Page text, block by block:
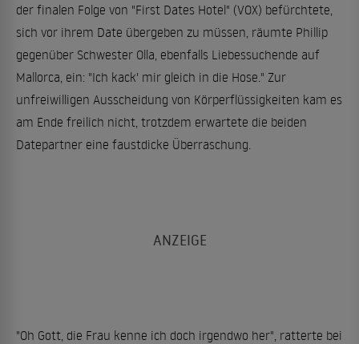
der finalen Folge von "First Dates Hotel" (VOX) befürchtete,
sich vor ihrem Date übergeben zu müssen, räumte Phillip
gegenüber Schwester Olla, ebenfalls Liebessuchende auf
Mallorca, ein: "Ich kack' mir gleich in die Hose." Zur
unfreiwilligen Ausscheidung von Körperflüssigkeiten kam es
am Ende freilich nicht, trotzdem erwartete die beiden
Datepartner eine faustdicke Überraschung.
"Oh Gott, die Frau kenne ich doch irgendwo her", ratterte bei